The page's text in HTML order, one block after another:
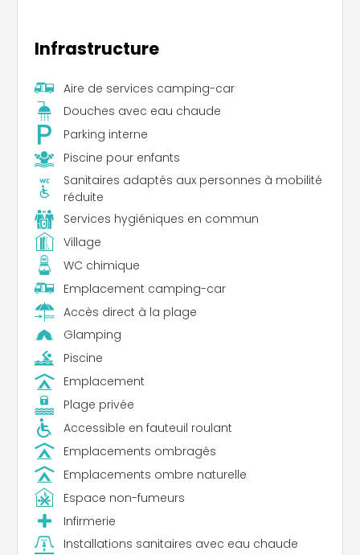
Infrastructure
Aire de services camping-car
Douches avec eau chaude
Parking interne
Piscine pour enfants
Sanitaires adaptés aux personnes à mobilité
réduite
Services hygiéniques en commun
Village
WC chimique
Emplacement camping-car
Accès direct à la plage
Glamping
Piscine
Emplacement
Plage privée
Accessible en fauteuil roulant
Emplacements ombragés
Emplacements ombre naturelle
Espace non-fumeurs
Infirmerie
Installations sanitaires avec eau chaude